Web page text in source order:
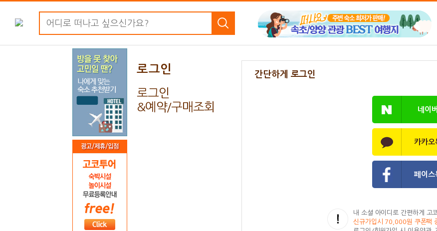
로그인
로그인
&예약/구매조회
간단하게 로그인
네이
카카오
페이스
내 소셜 아이디로 간편하게 고
신규가입시 70,000원 쿠폰팩